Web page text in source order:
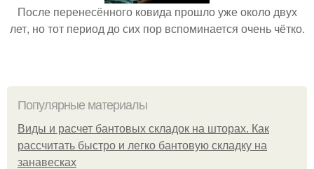
После перенесённого ковида прошло уже около двух
лет, но тот период до сих пор вспоминается очень чётко.
Популярные материалы
Виды и расчет бантовых складок на шторах. Как
рассчитать быстро и легко бантовую складку на
занавесках